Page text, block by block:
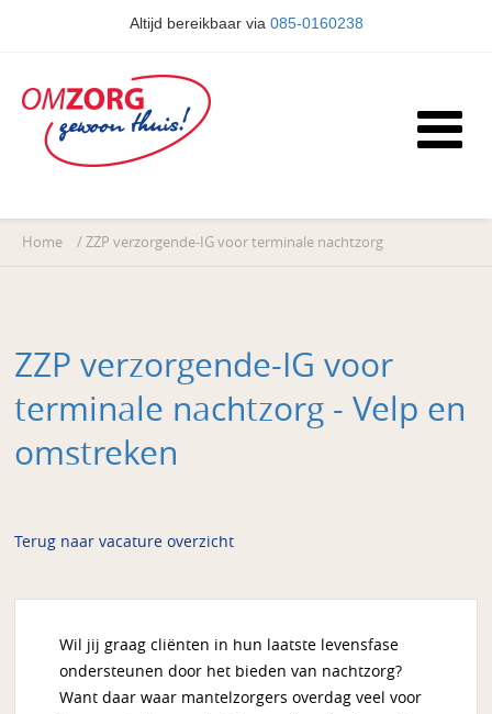
Altijd bereikbaar via 085-0160238
Home / ZZP verzorgende-IG voor terminale nachtzorg
ZZP verzorgende-IG voor
terminale nachtzorg - Velp en
omstreken
Terug naar vacature overzicht
Wil jij graag cliënten in hun laatste levensfase
ondersteunen door het bieden van nachtzorg?
Want daar waar mantelzorgers overdag veel voor